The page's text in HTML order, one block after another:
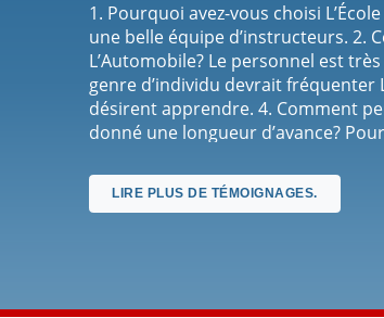
1. Pourquoi avez-vous choisi
une belle équipe d’instructeurs. 2.
L’Automobile? Le personnel est
genre d’individu devrait fréquenter
désirent apprendre. 4. Comment
donné une longueur d’avance?
complet. 6. Pourquoi
sont les meilleurs! #1 7. Quel est
LIRE PLUS DE TÉMOIGNAGES.